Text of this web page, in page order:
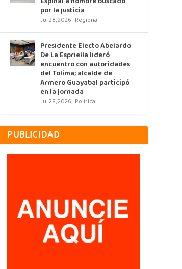
por la justicia
Jul 28, 2026 | Regional
Presidente Electo Abelardo
De La Espriella lideró
encuentro con autoridades
del Tolima; alcalde de
Armero Guayabal participó
en la jornada
Jul 28, 2026 | Política
PUBLICIDAD